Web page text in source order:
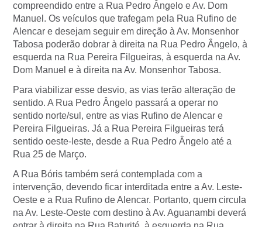
compreendido entre a Rua Pedro Ângelo e Av. Dom
Manuel. Os veículos que trafegam pela Rua Rufino de
Alencar e desejam seguir em direção à Av. Monsenhor
Tabosa poderão dobrar à direita na Rua Pedro Ângelo, à
esquerda na Rua Pereira Filgueiras, à esquerda na Av.
Dom Manuel e à direita na Av. Monsenhor Tabosa.
Para viabilizar esse desvio, as vias terão alteração de
sentido. A Rua Pedro Ângelo passará a operar no
sentido norte/sul, entre as vias Rufino de Alencar e
Pereira Filgueiras. Já a Rua Pereira Filgueiras terá
sentido oeste-leste, desde a Rua Pedro Ângelo até a
Rua 25 de Março.
A Rua Bóris também será contemplada com a
intervenção, devendo ficar interditada entre a Av. Leste-
Oeste e a Rua Rufino de Alencar. Portanto, quem circula
na Av. Leste-Oeste com destino à Av. Aguanambi deverá